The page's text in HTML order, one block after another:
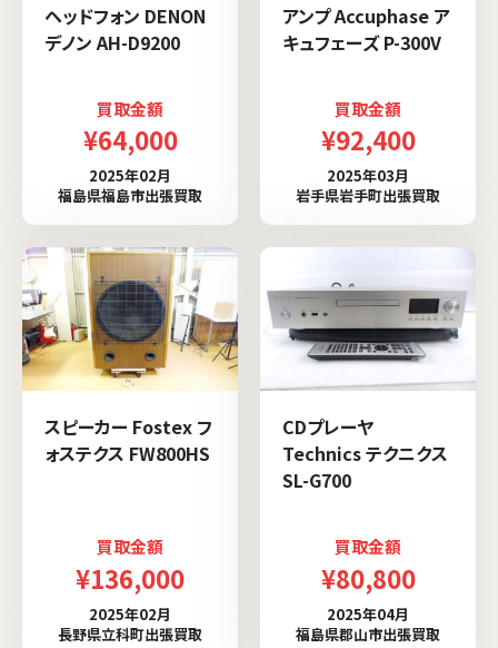
ヘッドフォン DENON
デノン AH-D9200
買取金額
¥64,000
2025年02月
福島県福島市出張買取
アンプ Accuphase ア
キュフェーズ P-300V
買取金額
¥92,400
2025年03月
岩手県岩手町出張買取
スピーカー Fostex フ
ォステクス FW800HS
買取金額
¥136,000
2025年02月
長野県立科町出張買取
CDプレーヤ
Technics テクニクス
SL-G700
買取金額
¥80,800
2025年04月
福島県郡山市出張買取